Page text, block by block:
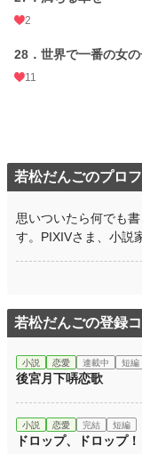
2
28．世界で一番の女
11
若松だんごのプロ
思いついたら何でも
す。PIXIVさま、小説
若松だんごの登録
小説 恋愛 連載中 短編
後宮月下哢恋歌
小説 恋愛 完結 短編
ドロップ、ドロップ